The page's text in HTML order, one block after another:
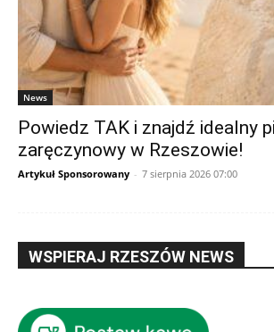
News
Powiedz TAK i znajdź idealny
zaręczynowy w Rzeszowie!
Artykuł Sponsorowany - 7 sierpnia 2026 07:00
WSPIERAJ RZESZÓW NEWS